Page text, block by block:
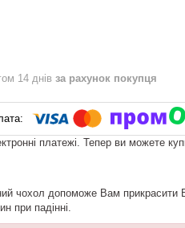
14 днів за рахунок покупця
платежі. Тепер ви можете
чохол допоможе Вам прикрасити
при падінні.